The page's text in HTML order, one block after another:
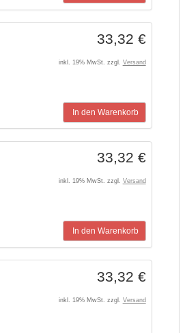
33,32 €
inkl. 19% MwSt. zzgl. Versand
In den Warenkorb
33,32 €
inkl. 19% MwSt. zzgl. Versand
In den Warenkorb
33,32 €
inkl. 19% MwSt. zzgl. Versand